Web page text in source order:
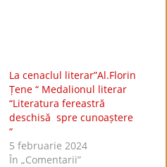
La cenaclul literar”Al.Florin
Țene “ Medalionul literar
“Literatura fereastră
deschisă spre cunoaștere
“
5 februarie 2024
În „Comentarii”